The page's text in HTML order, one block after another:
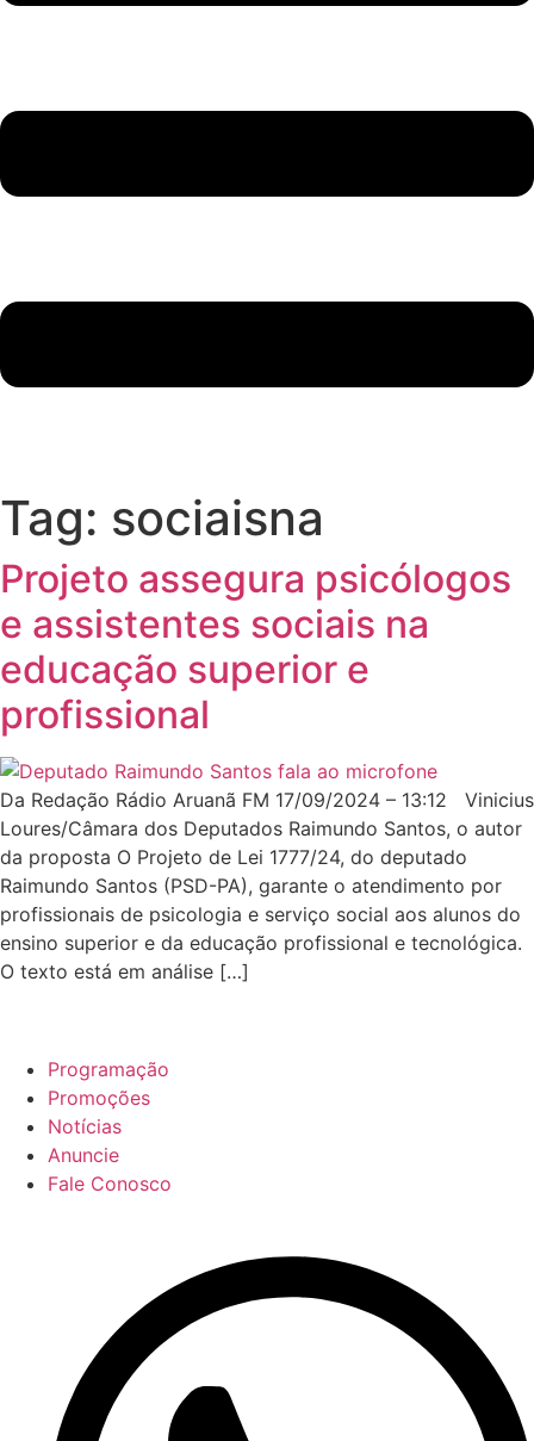
Tag: sociaisna
Projeto assegura psicólogos
e assistentes sociais na
educação superior e
profissional
Da Redação Rádio Aruanã FM 17/09/2024 – 13:12 Vinicius
Loures/Câmara dos Deputados Raimundo Santos, o autor
da proposta O Projeto de Lei 1777/24, do deputado
Raimundo Santos (PSD-PA), garante o atendimento por
profissionais de psicologia e serviço social aos alunos do
ensino superior e da educação profissional e tecnológica.
O texto está em análise […]
Programação
Promoções
Notícias
Anuncie
Fale Conosco